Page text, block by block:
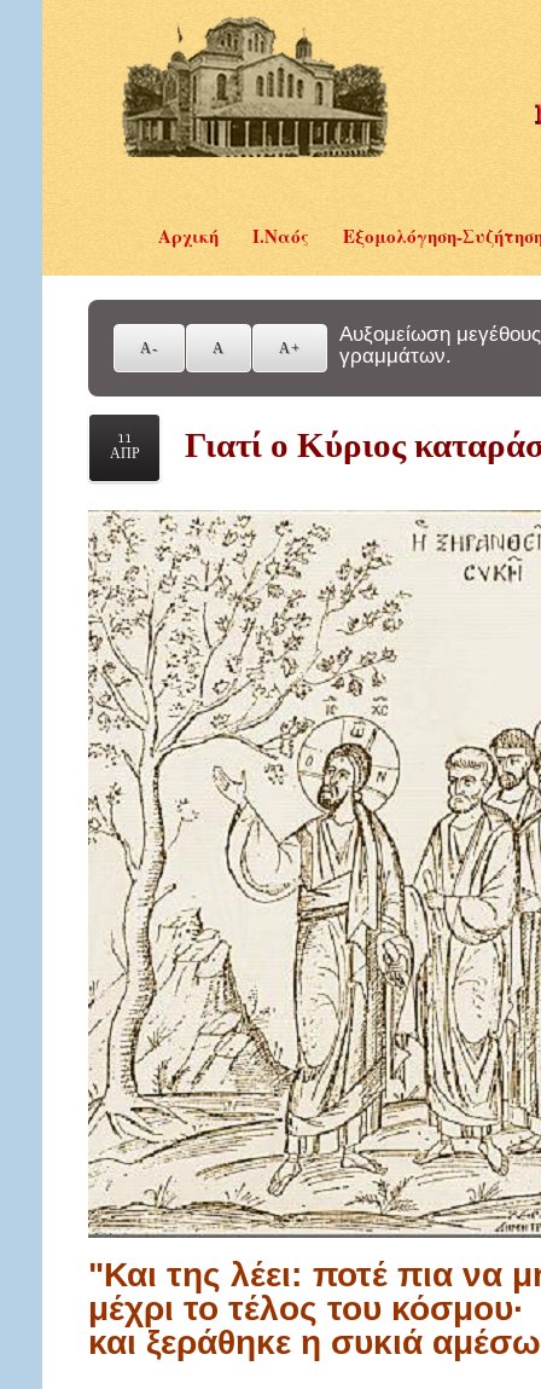
Αρχική Ι.Ναός Εξομολόγηση-
Αυξομείωση μεγέθους
γραμμάτων.
11
ΑΠΡ
Γιατί ο Κύριος
"Και της λέει: ποτέ πια να
μέχρι το τέλος του κόσμου·
και ξεράθηκε η συκιά